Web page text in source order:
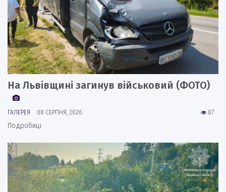
На Львівщині загинув військовий (ФОТО)
87
ГАЛЕРЕЯ 08 СЕРПНЯ, 2026
Подробиці